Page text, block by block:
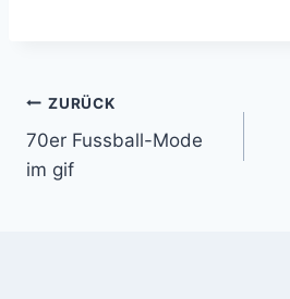
Beitragsnavigation
ZURÜCK
70er Fussball-Mode
im gif